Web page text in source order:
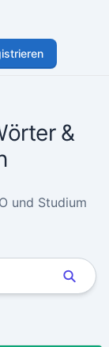
&
und Studium